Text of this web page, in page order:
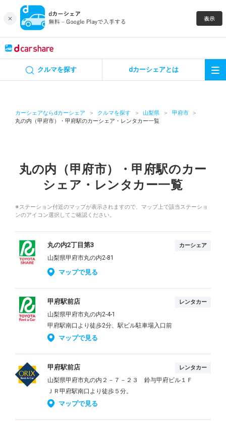
クルマを探す dカーシェアとは
カーシェアならdカーシェア クルマを探す 山梨県
甲府市
丸の内（甲府市）・甲府駅のカーシェア・レンタカー一覧
丸の内（甲府市）・甲府駅のカー
シェア・レンタカー一覧
※ステーション付近のマップが表示されますので、マップ上で該当ステーショ
ンのアイコン選択してご確認ください。
丸の内2丁目第3 カーシェア
山梨県甲府市丸の内2-81
マップで見る
甲府駅前店 レンタカー
山梨県甲府市丸の内2-4-1
甲府駅南口より徒歩2分、駅ビル駐車場入口前
マップで見る
甲府駅前店 レンタカー
山梨県甲府市丸の内２－７－２３ 鈴与甲府ビル１Ｆ
ＪＲ甲府駅南口より徒歩５分。
マップで見る
カーシェア
特集
アプリの使い方